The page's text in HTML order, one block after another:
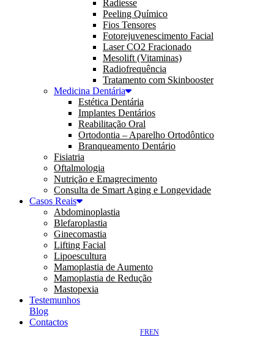
Radiesse
Peeling Químico
Fios Tensores
Fotorejuvenescimento Facial
Laser CO2 Fracionado
Mesolift (Vitaminas)
Radiofrequência
Tratamento com Skinbooster
Medicina Dentária
Estética Dentária
Implantes Dentários
Reabilitação Oral
Ortodontia – Aparelho Ortodôntico
Branqueamento Dentário
Fisiatria
Oftalmologia
Nutrição e Emagrecimento
Consulta de Smart Aging e Longevidade
Casos Reais
Abdominoplastia
Blefaroplastia
Ginecomastia
Lifting Facial
Lipoescultura
Mamoplastia de Aumento
Mamoplastia de Redução
Mastopexia
Testemunhos
Blog
Contactos
EN
FR